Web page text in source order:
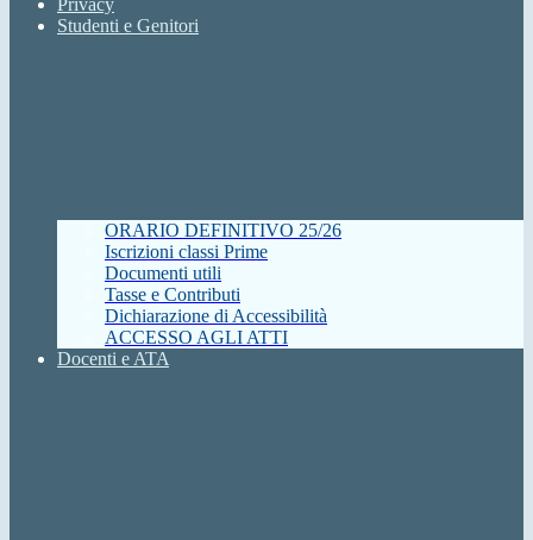
Privacy
Studenti e Genitori
ORARIO DEFINITIVO 25/26
Iscrizioni classi Prime
Documenti utili
Tasse e Contributi
Dichiarazione di Accessibilità
ACCESSO AGLI ATTI
Docenti e ATA